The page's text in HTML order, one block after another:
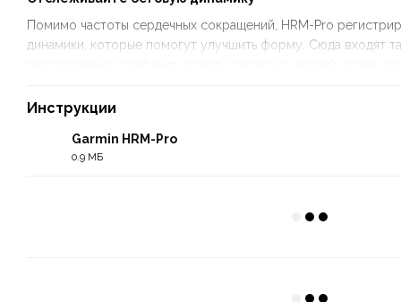
Помимо частоты сердечных сокращений, HRM-Pro
динамики, которые помогут улучшить форму. Сюда входят
Инструкции
Garmin HRM-Pro
0.9 МБ